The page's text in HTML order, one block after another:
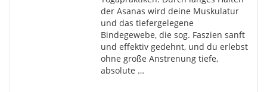
der Asanas wird deine Muskulatur
und das tiefergelegene
Bindegewebe, die sog. Faszien sanft
und effektiv gedehnt, und du erlebst
ohne große Anstrenung tiefe,
absolute …